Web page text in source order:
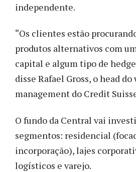
independente.
“Os clientes estão
produtos alternativos com
capital e algum tipo de
disse Rafael Gross, o head
management do Credit
O fundo da Central vai
segmentos: residencial
incorporação), lajes
logísticos e varejo.